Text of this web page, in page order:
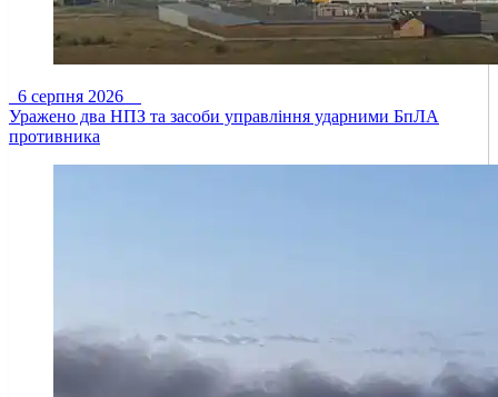
6 серпня 2026
Уражено два НПЗ та засоби управління ударними БпЛА
противника